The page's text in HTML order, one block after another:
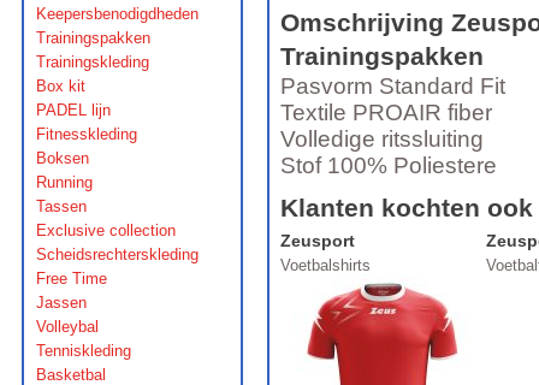
Keepersbenodigdheden
Trainingspakken
Trainingskleding
Box kit
PADEL lijn
Fitnesskleding
Boksen
Running
Tassen
Exclusive collection
Scheidsrechterskleding
Free Time
Jassen
Volleybal
Tenniskleding
Basketbal
Omschrijving
Trainingspakken
Pasvorm Standard Fit
Textile PROAIR fiber
Volledige ritssluiting
Stof 100% Poliestere
Klanten kochten ook
Zeusport
Voetbalshirts